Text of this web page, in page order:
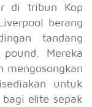
di tribun Kop
berang
tandang
Mereka
mengosongkan
untuk
elite sepak